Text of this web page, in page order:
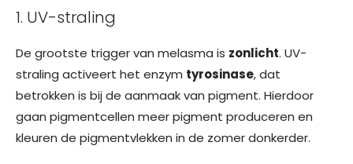
1. UV-straling
De grootste trigger van melasma is zonlicht. UV-
straling activeert het enzym tyrosinase, dat
betrokken is bij de aanmaak van pigment. Hierdoor
gaan pigmentcellen meer pigment produceren en
kleuren de pigmentvlekken in de zomer donkerder.